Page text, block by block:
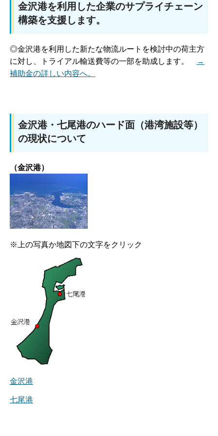
金沢港を利用した企業のサプライチェーン
構築を支援します。
◎金沢港を利用した新たな物流ルートを検討中の荷主方
に対し、トライアル輸送費等の一部を助成します。
→
補助金の詳しい内容へ。
金沢港・七尾港のハード面（港湾施設等）
の現状について
（金沢港）
※上の写真か地図下の文字をクリック
金沢港
七尾港